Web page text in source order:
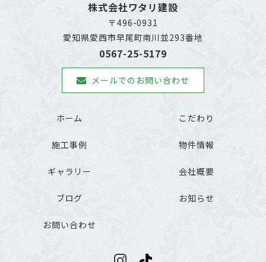
株式会社ワタリ建設
〒496-0931
愛知県愛西市早尾町南川並293番地
0567-25-5179
メールでのお問い合わせ
ホーム こだわり
施工事例 物件情報
ギャラリー 会社概要
ブログ お知らせ
お問い合わせ